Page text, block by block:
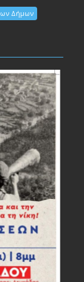
Δήμων